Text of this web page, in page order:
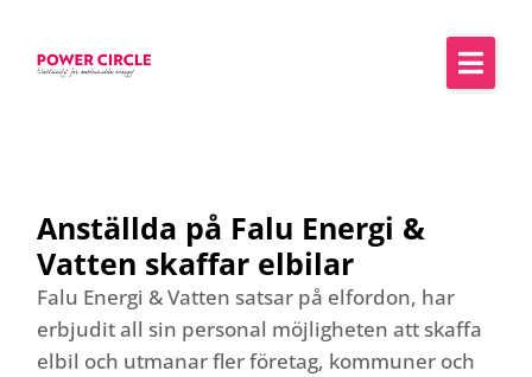
Anställda på Falu Energi &
Vatten skaffar elbilar
Falu Energi & Vatten satsar på elfordon, har
erbjudit all sin personal möjligheten att skaffa
elbil och utmanar fler företag, kommuner och